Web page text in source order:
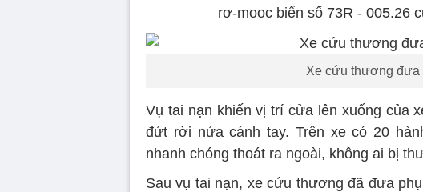
rơ-mooc biển số 73R - 005.26
Xe cứu thương đưa
Vụ tai nạn khiến vị trí cửa lên xuống của
đứt rời nửa cánh tay. Trên xe có 20
nhanh chóng thoát ra ngoài, không ai bị
Sau vụ tai nạn, xe cứu thương đã đưa